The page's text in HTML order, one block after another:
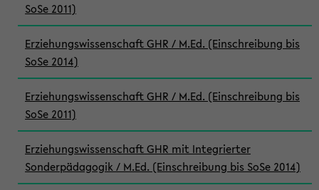
SoSe 2011)
Erziehungswissenschaft GHR / M.Ed. (Einschreibung bis
SoSe 2014)
Erziehungswissenschaft GHR / M.Ed. (Einschreibung bis
SoSe 2011)
Erziehungswissenschaft GHR mit Integrierter
Sonderpädagogik / M.Ed. (Einschreibung bis SoSe 2014)